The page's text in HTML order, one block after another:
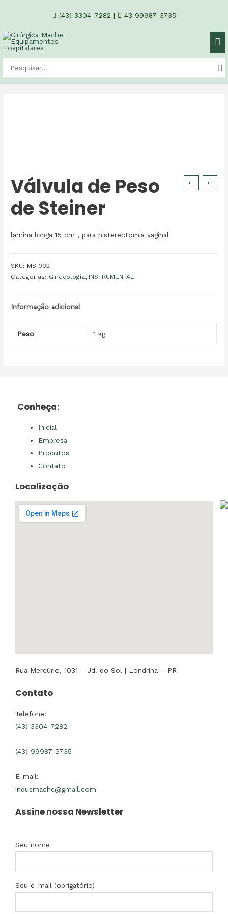
(43) 3304-7282 | 43 99987-3735
Válvula de Peso
de Steiner
lamina longa 15 cm , para histerectomia vaginal
SKU: MS 002
Categorias: Ginecologia, INSTRUMENTAL
Informação adicional
Peso 1 kg
Conheça:
Inicial
Empresa
Produtos
Contato
Localização
Rua Mercúrio, 1031 – Jd. do Sol | Londrina – PR
Contato
Telefone:
(43) 3304-7282
(43) 99987-3735
E-mail:
indusmache@gmail.com
Assine nossa Newsletter
Seu nome
Seu e-mail (obrigatório)